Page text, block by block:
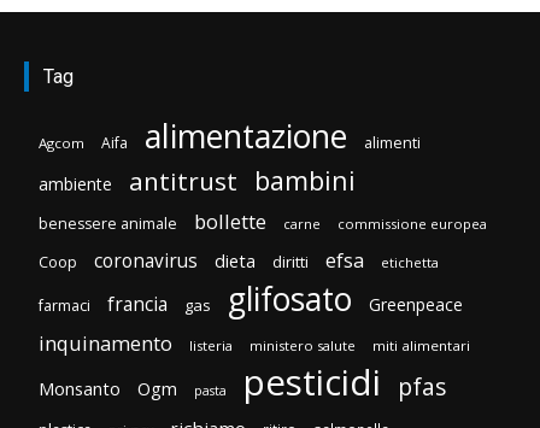
Tag
Agcom Aifa alimentazione alimenti
ambiente antitrust bambini
benessere animale bollette carne commissione europea
Coop coronavirus dieta diritti efsa etichetta
farmaci francia gas glifosato Greenpeace
inquinamento listeria ministero salute miti alimentari
Monsanto Ogm pasta pesticidi pfas